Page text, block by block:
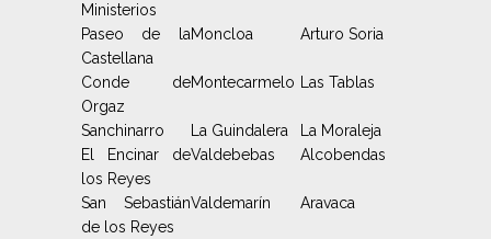
Ministerios
Paseo de la
Castellana
Moncloa Arturo Soria
Conde de
Orgaz
Montecarmelo Las Tablas
Sanchinarro La Guindalera
La Moraleja
El Encinar de
los Reyes
Valdebebas Alcobendas
San Sebastián
de los Reyes
Valdemarín Aravaca